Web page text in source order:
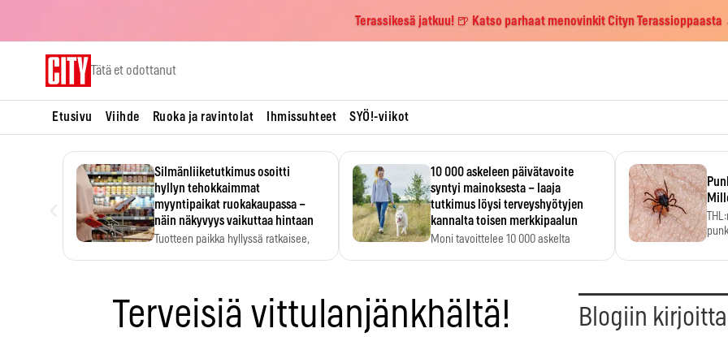
Terassikesä jatkuu! 🍺 Katso parhaat menovinkit Cityn
Tätä et odottanut
Etusivu Viihde Ruoka ja ravintolat Ihmissuhteet SYÖ!-viikot
Silmänliiketutkimus osoitti
hyllyn tehokkaimmat
myyntipaikat ruokakaupassa –
näin näkyvyys vaikuttaa hintaan
Tuotteen paikka hyllyssä ratkaisee,
10 000 askeleen päivätavoite
syntyi mainoksesta – laaja
tutkimus löysi terveyshyötyjen
kannalta toisen merkkipaalun
Moni tavoittelee 10 000 askelta
Terveisiä vittulanjänkhältä! Blogiin